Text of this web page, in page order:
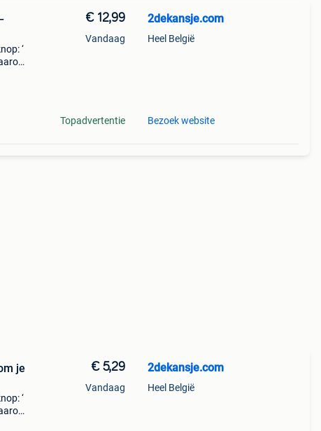
‘
€ 12,99
Vandaag
Topadvertentie
2dekansje.com
Heel België
Bezoek website
je
‘
€ 5,29
Vandaag
2dekansje.com
Heel België